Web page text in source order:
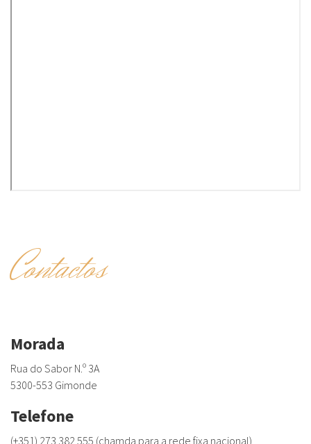
Contactos
Morada
Rua do Sabor N.º 3A
5300-553 Gimonde
Telefone
(+351) 273 382 555 (chamda para a rede fixa nacional)